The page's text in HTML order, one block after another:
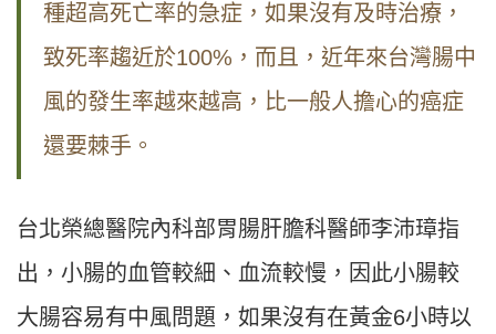
種超高死亡率的急症，如果沒有及時治療，
致死率趨近於100%，而且，近年來台灣腸中
風的發生率越來越高，比一般人擔心的癌症
還要棘手。
台北榮總醫院內科部胃腸肝膽科醫師李沛璋指
出，小腸的血管較細、血流較慢，因此小腸較
大腸容易有中風問題，如果沒有在黃金6小時以